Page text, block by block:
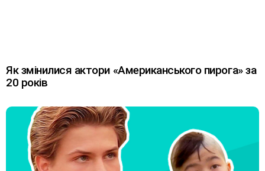
Як змінилися актори «Американського пирога» за
20 років